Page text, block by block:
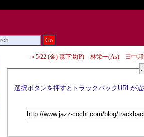
« 5/22 (金) 森下滋(P) 林栄一(As) 田中邦